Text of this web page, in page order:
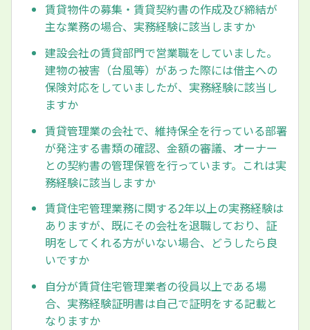
賃貸物件の募集・賃貸契約書の作成及び締結が
主な業務の場合、実務経験に該当しますか
建設会社の賃貸部門で営業職をしていました。
建物の被害（台風等）があった際には借主への
保険対応をしていましたが、実務経験に該当し
ますか
賃貸管理業の会社で、維持保全を行っている部署
が発注する書類の確認、金額の審議、オーナー
との契約書の管理保管を行っています。これは実
務経験に該当しますか
賃貸住宅管理業務に関する2年以上の実務経験は
ありますが、既にその会社を退職しており、証
明をしてくれる方がいない場合、どうしたら良
いですか
自分が賃貸住宅管理業者の役員以上である場
合、実務経験証明書は自己で証明をする記載と
なりますか